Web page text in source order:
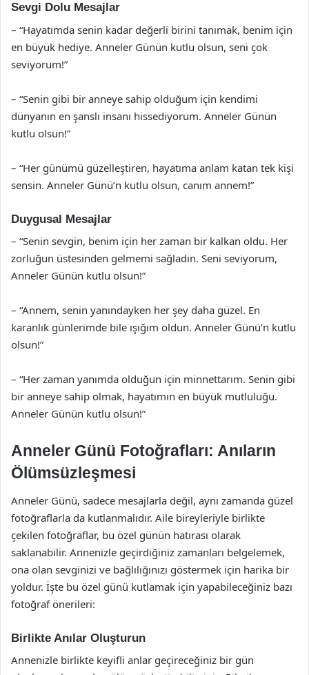
Sevgi Dolu Mesajlar
– “Hayatımda senin kadar değerli birini tanımak, benim için
en büyük hediye. Anneler Günün kutlu olsun, seni çok
seviyorum!”
– “Senin gibi bir anneye sahip olduğum için kendimi
dünyanın en şanslı insanı hissediyorum. Anneler Günün
kutlu olsun!”
– “Her günümü güzelleştiren, hayatıma anlam katan tek kişi
sensin. Anneler Günü’n kutlu olsun, canım annem!”
Duygusal Mesajlar
– “Senin sevgin, benim için her zaman bir kalkan oldu. Her
zorluğun üstesinden gelmemi sağladın. Seni seviyorum,
Anneler Günün kutlu olsun!”
– “Annem, senin yanındayken her şey daha güzel. En
karanlık günlerimde bile ışığım oldun. Anneler Günü’n kutlu
olsun!”
– “Her zaman yanımda olduğun için minnettarım. Senin gibi
bir anneye sahip olmak, hayatımın en büyük mutluluğu.
Anneler Günün kutlu olsun!”
Anneler Günü Fotoğrafları: Anıların
Ölümsüzleşmesi
Anneler Günü, sadece mesajlarla değil, aynı zamanda güzel
fotoğraflarla da kutlanmalıdır. Aile bireyleriyle birlikte
çekilen fotoğraflar, bu özel günün hatırası olarak
saklanabilir. Annenizle geçirdiğiniz zamanları belgelemek,
ona olan sevginizi ve bağlılığınızı göstermek için harika bir
yoldur. İşte bu özel günü kutlamak için yapabileceğiniz bazı
fotoğraf önerileri:
Birlikte Anılar Oluşturun
Annenizle birlikte keyifli anlar geçireceğiniz bir gün